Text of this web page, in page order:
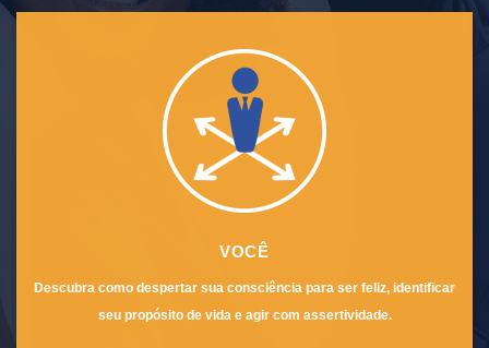
VOCÊ
Descubra como despertar sua consciência para ser feliz, identificar
seu propósito de vida e agir com assertividade.